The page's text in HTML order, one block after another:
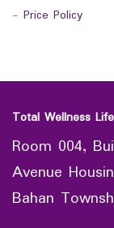
- Price Policy
Total Wellness
Room 004,
Avenue
Bahan